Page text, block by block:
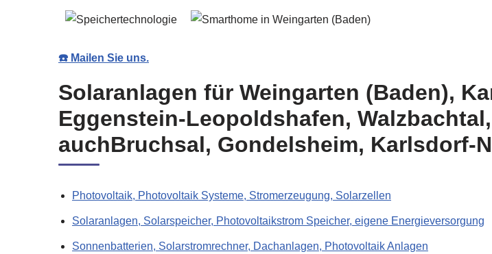
☎️ Mailen Sie uns.
Solaranlagen für Weingarten (Baden),
Eggenstein-Leopoldshafen,
auchBruchsal, Gondelsheim, Karlsdorf-
Photovoltaik, Photovoltaik Systeme, Stromerzeugung, Solarzellen
Solaranlagen, Solarspeicher, Photovoltaikstrom Speicher, eigene Energieversorgung
Sonnenbatterien, Solarstromrechner, Dachanlagen, Photovoltaik Anlagen